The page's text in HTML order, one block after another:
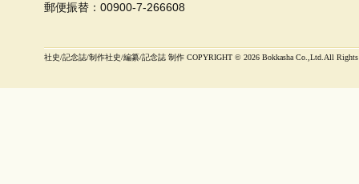
郵便振替：00900-7-266608
社史/記念誌/制作社史/編纂/記念誌 制作 COPYRIGHT © 2026 Bokkasha Co.,Ltd.All Rights